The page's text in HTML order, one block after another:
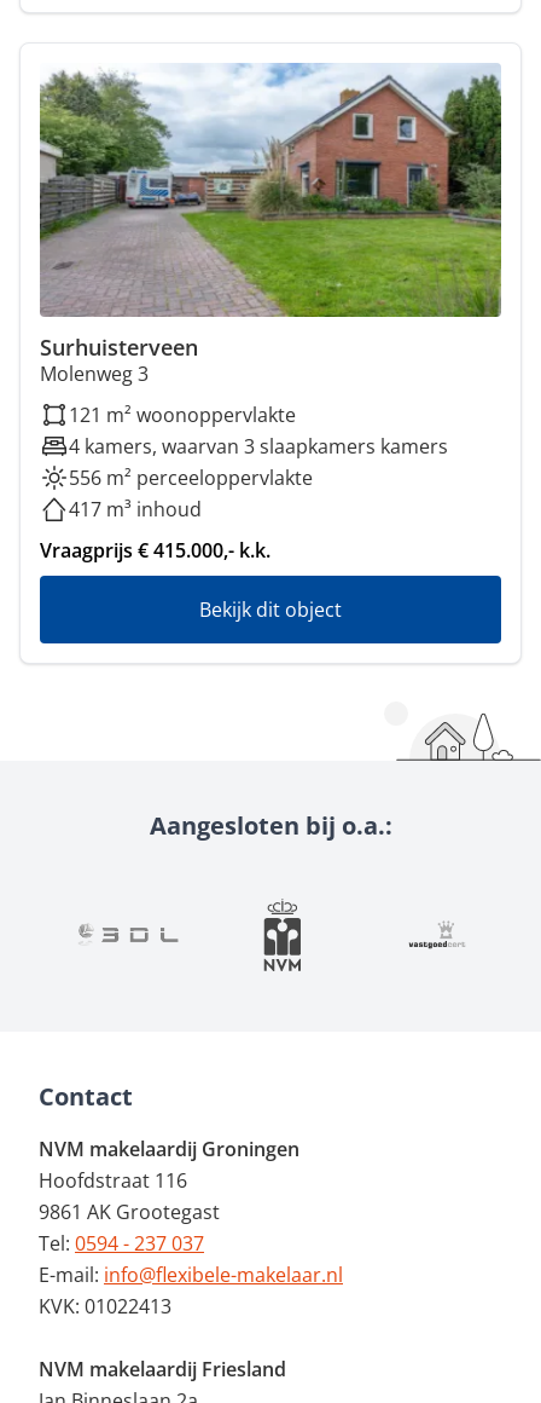
Surhuisterveen
Molenweg 3
121 m² woonoppervlakte
4 kamers, waarvan 3 slaapkamers kamers
556 m² perceeloppervlakte
417 m³ inhoud
Vraagprijs € 415.000,- k.k.
Bekijk dit object
Aangesloten bij o.a.:
Contact
NVM makelaardij Groningen
Hoofdstraat 116
9861 AK Grootegast
Tel: 0594 - 237 037
E-mail: info@flexibele-makelaar.nl
KVK: 01022413
NVM makelaardij Friesland